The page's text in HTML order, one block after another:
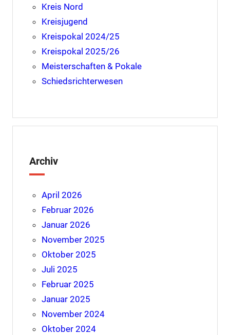
Kreis Nord
Kreisjugend
Kreispokal 2024/25
Kreispokal 2025/26
Meisterschaften & Pokale
Schiedsrichterwesen
Archiv
April 2026
Februar 2026
Januar 2026
November 2025
Oktober 2025
Juli 2025
Februar 2025
Januar 2025
November 2024
Oktober 2024